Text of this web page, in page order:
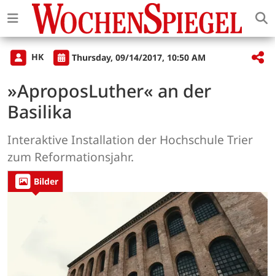
HK Thursday, 09/14/2017, 10:50 AM
»AproposLuther« an der
Basilika
Interaktive Installation der Hochschule Trier
zum Reformationsjahr.
Bilder